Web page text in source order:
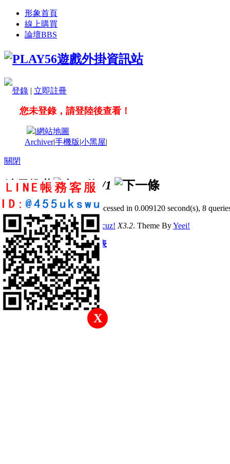
形象首頁
線上購買
論壇BBS
登錄 | 立即註冊
您未登錄，請登陸後查看！
X
|網站地圖
Archiver|手機版|小黑屋|
關閉
站長推薦 /1
GMT+8, 2026-8-6 13:41, Processed in 0.009120 second(s), 8
© 2001-2011 Powered byDiscuz! X3.2. Theme ByYeei!
快速回復 返回頂部 返回列表